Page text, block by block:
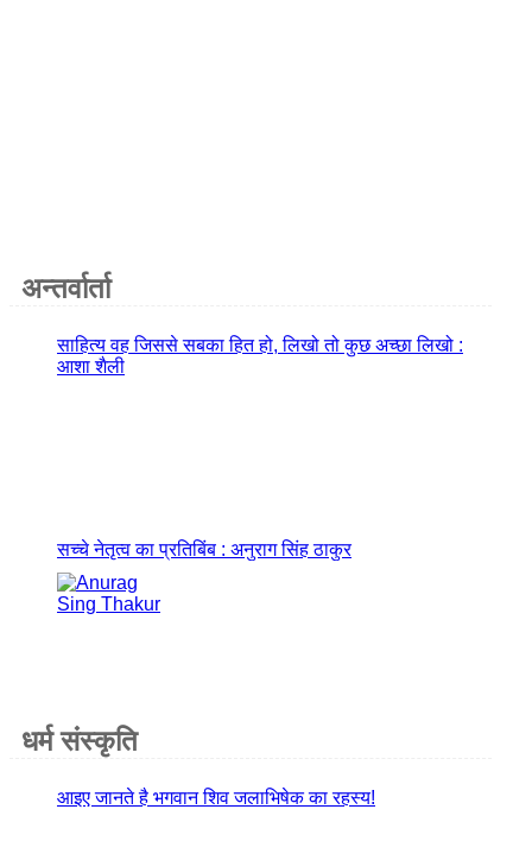
अन्तर्वार्ता
साहित्य वह जिससे सबका हित हो, लिखो तो कुछ अच्छा लिखो :
आशा शैली
सच्चे नेतृत्व का प्रतिबिंब : अनुराग सिंह ठाकुर
धर्म संस्कृति
आइए जानते है भगवान शिव जलाभिषेक का रहस्य!